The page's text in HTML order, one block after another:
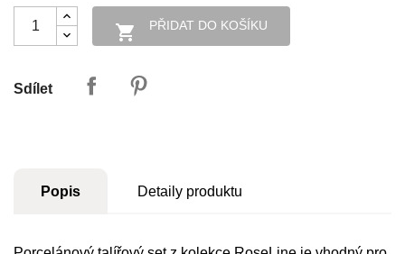
 PŘIDAT DO KOŠÍKU
Sdílet
Popis Detaily produktu